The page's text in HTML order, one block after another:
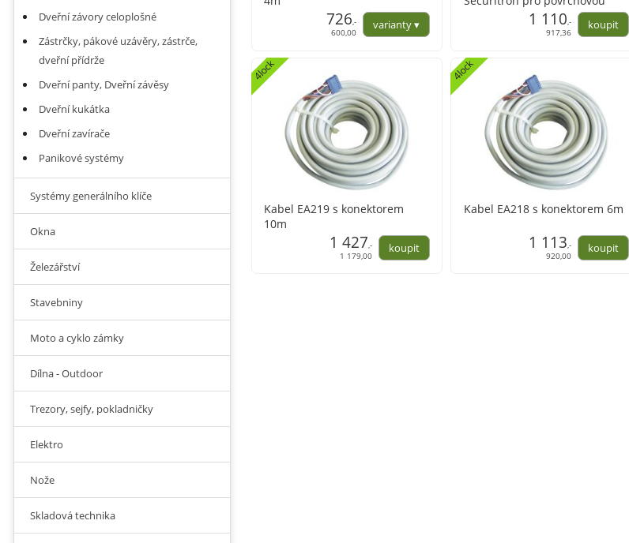
726,-
600,00
montáž délka 450mm
1 110,-
917,36
Kabel EA219 s konektorem
10m
4lock
1 427 ,-
1 179,00
Kabel EA218 s konektorem 6m
4lock
1 113,-
920,00
Dveřní závory celoplošné
Zástrčky, pákové uzávěry, zástrče,
dveřní přídrže
Dveřní panty, Dveřní závěsy
Dveřní kukátka
Dveřní zavírače
Panikové systémy
Systémy generálního klíče
Okna
Železářství
Stavebniny
Moto a cyklo zámky
Dílna - Outdoor
Trezory, sejfy, pokladničky
Elektro
Nože
Skladová technika